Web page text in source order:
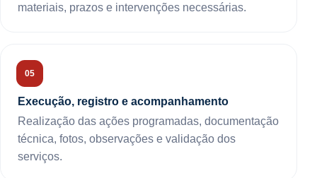
materiais, prazos e intervenções necessárias.
Execução, registro e acompanhamento
Realização das ações programadas, documentação
técnica, fotos, observações e validação dos
serviços.